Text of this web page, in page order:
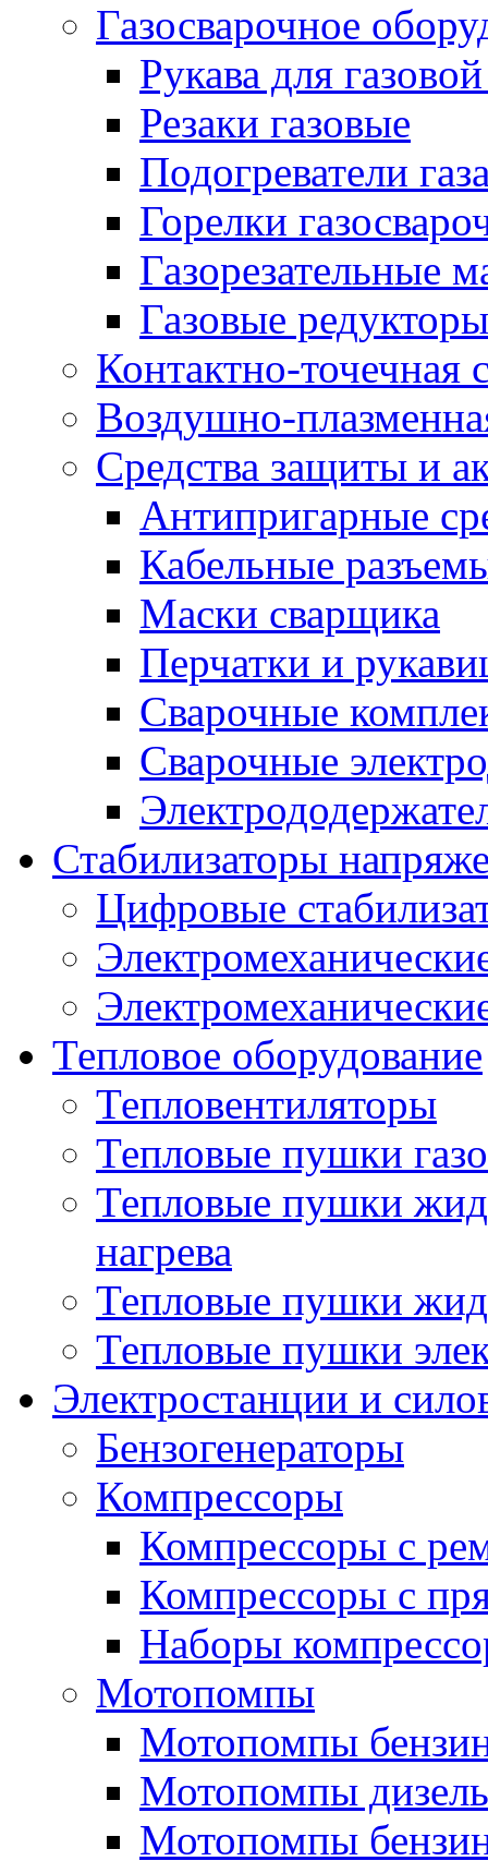
Газосварочное
Рукава для
Резаки газовые
Подогреватели
Горелки
Газорезательные
Газовые редукторы
Контактно-точечная
Воздушно-
Средства защиты и
Антипригарные
Кабельные
Маски сварщика
Перчатки и
Сварочные
Сварочные
Стабилизаторы
Цифровые
Тепловое оборудование
Тепловентиляторы
Тепловые пушки
Тепловые пушки
нагрева
Тепловые пушки
Тепловые пушки
Электростанции и
Бензогенераторы
Компрессоры
Компрессоры с
Компрессоры с
Наборы
Мотопомпы
Мотопомпы
Мотопомпы
Мотопомпы